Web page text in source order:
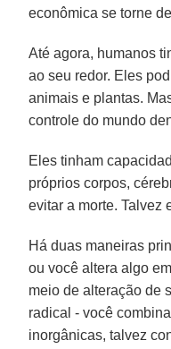
econômica se torne
Até agora, humanos
ao seu redor. Eles
animais e plantas.
controle do mundo
Eles tinham
próprios corpos,
evitar a morte. Talvez
Há duas maneiras
ou você altera algo
meio de alteração de
radical - você
inorgânicas, talvez